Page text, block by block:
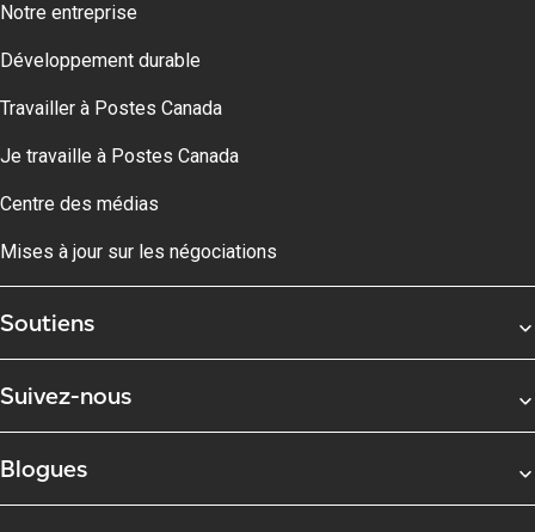
Notre entreprise
Développement durable
Travailler à Postes Canada
Je travaille à Postes Canada
Centre des médias
Mises à jour sur les négociations
Soutiens
Suivez-nous
Blogues